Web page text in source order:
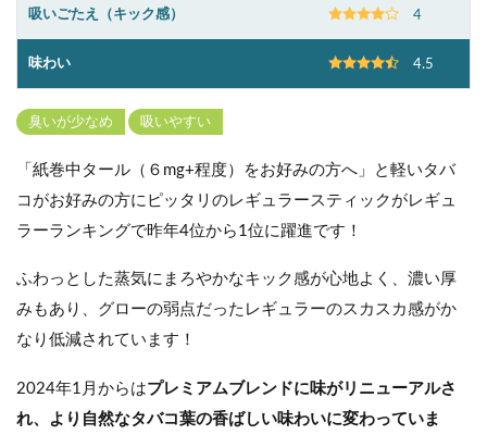
吸いごたえ（キック感） 4
味わい 4.5
臭いが少なめ 吸いやすい
「紙巻中タール（６mg+程度）をお好みの方へ」と軽いタバ
コがお好みの方にピッタリのレギュラースティックがレギュ
ラーランキングで昨年4位から1位に躍進です！
ふわっとした蒸気にまろやかなキック感が心地よく、濃い厚
みもあり、グローの弱点だったレギュラーのスカスカ感がか
なり低減されています！
2024年1月からはプレミアムブレンドに味がリニューアルさ
れ、より自然なタバコ葉の香ばしい味わいに変わっていま